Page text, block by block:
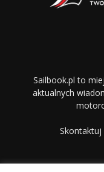
Sailbook.pl to
aktualnych
Skontaktuj